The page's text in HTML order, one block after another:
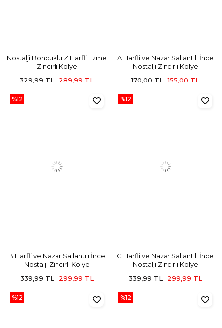
Nostalji Boncuklu Z Harfli Ezme
Zincirli Kolye
329,99 TL
289,99 TL
A Harfli ve Nazar Sallantılı İnce
Nostalji Zincirli Kolye
170,00 TL
155,00 TL
B Harfli ve Nazar Sallantılı İnce
Nostalji Zincirli Kolye
339,99 TL
299,99 TL
%12
C Harfli ve Nazar Sallantılı İnce
Nostalji Zincirli Kolye
339,99 TL
299,99 TL
%12
%12 %12